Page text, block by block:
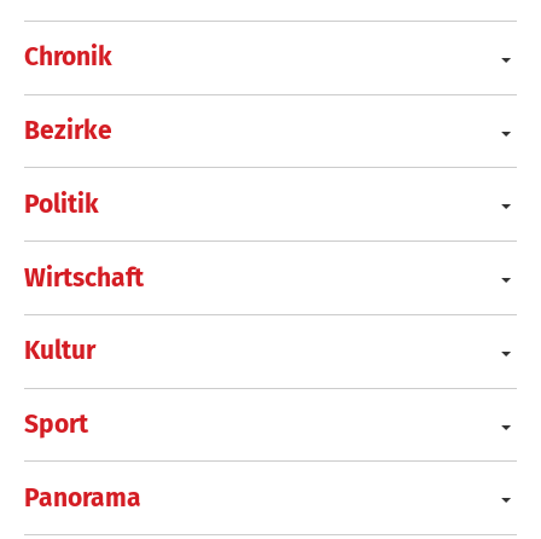
Chronik
Bezirke
Politik
Wirtschaft
Kultur
Sport
Panorama